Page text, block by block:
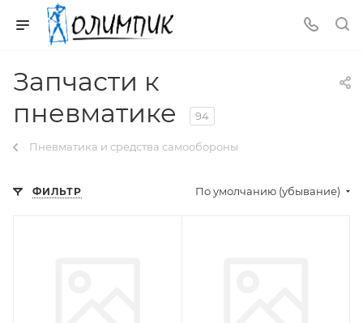
Запчасти к
пневматике
94
Пневматика и средства самообороны
ФИЛЬТР По умолчанию (убывание)